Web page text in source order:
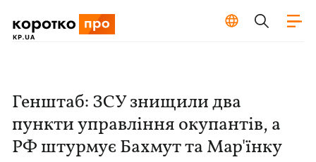
Генштаб: ЗСУ знищили два
пункти управління окупантів, а
РФ штурмує Бахмут та Мар'їнку